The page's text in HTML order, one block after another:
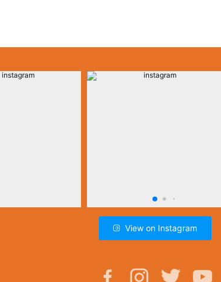
View on Instagram